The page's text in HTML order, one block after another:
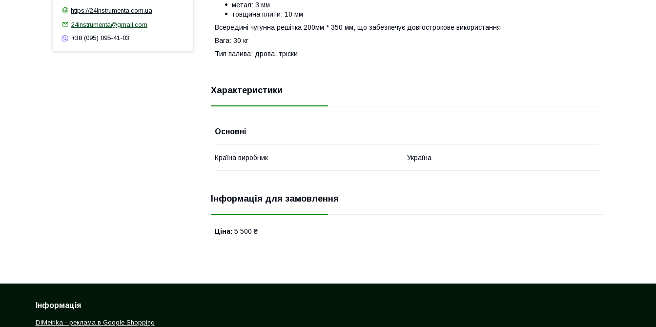
метал: 3 мм
товщина плити: 10 мм
Всередині чугунна решітка 200мм * 350 мм, що забезпечує довгострокове використання
Вага: 30 кг
Тип палива: дрова, тріски
Характеристики
Основні
Країна виробник Україна
Інформація для замовлення
Ціна: 5 500 ₴
https://24instrumenta.com.ua
24instrumenta@gmail.com
+38 (095) 095-41-03
Інформація
DiMetrika - реклама в Google Shopping